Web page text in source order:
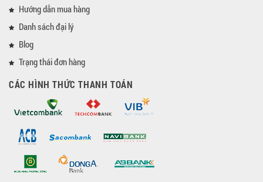
Hướng dẫn mua hàng
Danh sách đại lý
Blog
Trạng thái đơn hàng
CÁC HÌNH THỨC THANH TOÁN